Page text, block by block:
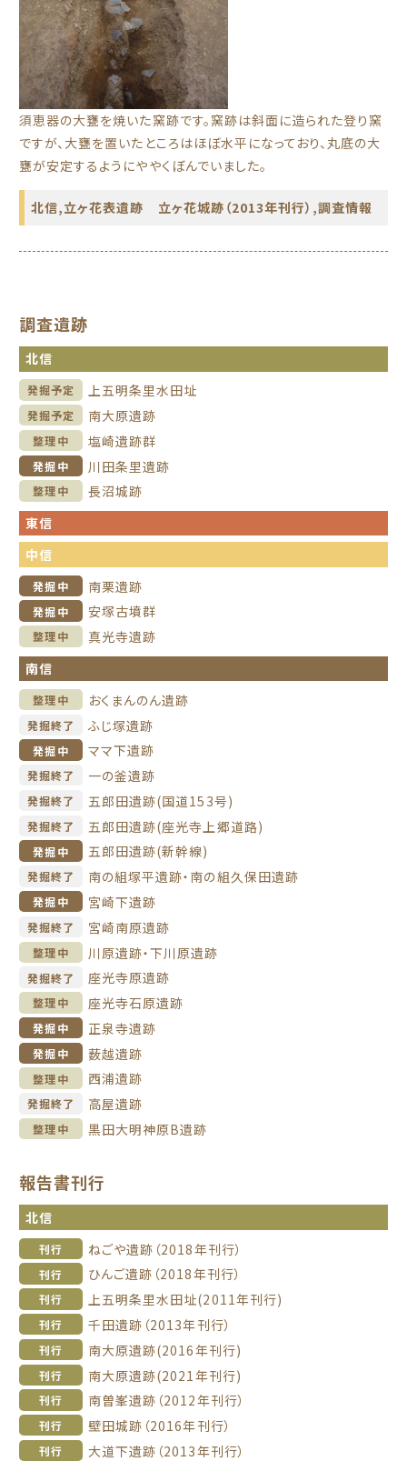
須恵器の大甕を焼いた窯跡です。窯跡は斜面に造られた登り窯
ですが、大甕を置いたところはほぼ水平になっており、丸底の大
甕が安定するようにややくぼんでいました。
北信,立ヶ花表遺跡 立ヶ花城跡（2013年刊行） ,調査情報
調査遺跡
北信
発掘予定 上五明条里水田址
発掘予定 南大原遺跡
整理中 塩崎遺跡群
発掘中 川田条里遺跡
整理中
長沼城跡
東信
中信
発掘中 南栗遺跡
発掘中 安塚古墳群
整理中
真光寺遺跡
南信
整理中 おくまんのん遺跡
発掘終了 ふじ塚遺跡
発掘中 ママ下遺跡
発掘終了 一の釜遺跡
発掘終了 五郎田遺跡(国道153号)
発掘終了 五郎田遺跡(座光寺上郷道路)
発掘中 五郎田遺跡(新幹線)
発掘終了 南の組塚平遺跡・南の組久保田遺跡
発掘中 宮崎下遺跡
発掘終了 宮崎南原遺跡
整理中 川原遺跡・下川原遺跡
発掘終了 座光寺原遺跡
整理中 座光寺石原遺跡
発掘中 正泉寺遺跡
発掘中 薮越遺跡
整理中 西浦遺跡
発掘終了 高屋遺跡
整理中 黒田大明神原B遺跡
報告書刊行
北信
刊行 ねごや遺跡（2018年刊行）
刊行 ひんご遺跡（2018年刊行）
刊行 上五明条里水田址(2011年刊行)
刊行 千田遺跡（2013年刊行）
刊行 南大原遺跡(2016年刊行)
刊行 南大原遺跡(2021年刊行)
刊行 南曽峯遺跡（2012年刊行）
刊行 壁田城跡（2016年刊行）
刊行 大道下遺跡（2013年刊行）